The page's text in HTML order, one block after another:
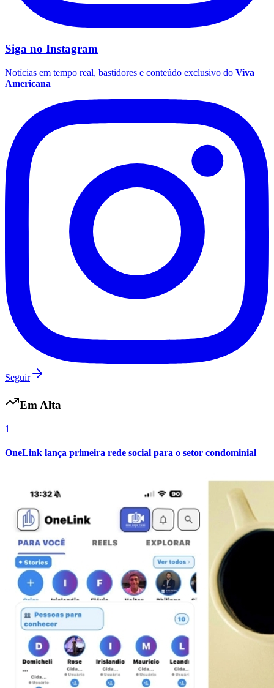
Botafogo
Siga no Instagram
Notícias em tempo real, bastidores e conteúdo exclusivo do Viva
Americana
Seguir
Em Alta
1
OneLink lança primeira rede social para o setor condominial